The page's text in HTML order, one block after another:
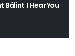
I Hear You